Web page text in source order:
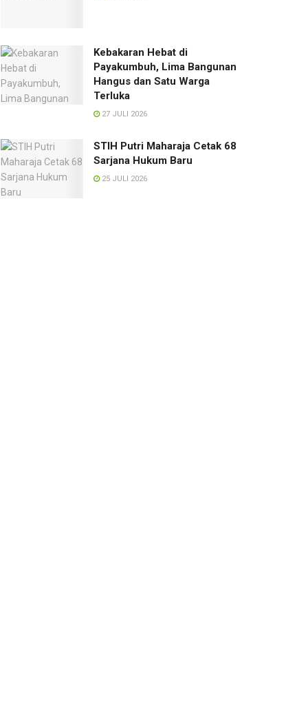
Kebakaran Hebat di
Payakumbuh, Lima Bangunan
Hangus dan Satu Warga
Terluka
27 JULI 2026
STIH Putri Maharaja Cetak 68
Sarjana Hukum Baru
25 JULI 2026